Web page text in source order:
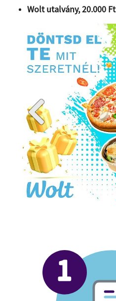
Wolt utalvány, 20.000 Ft